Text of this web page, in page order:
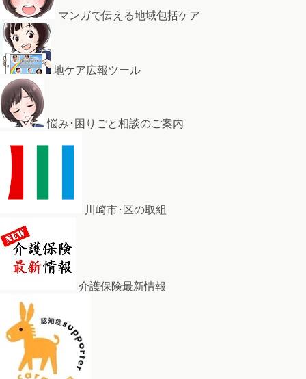
マンガで伝える地域包括ケア
地ケア広報ツール
悩み･困りごと相談のご案内
川崎市･区の取組
介護保険最新情報